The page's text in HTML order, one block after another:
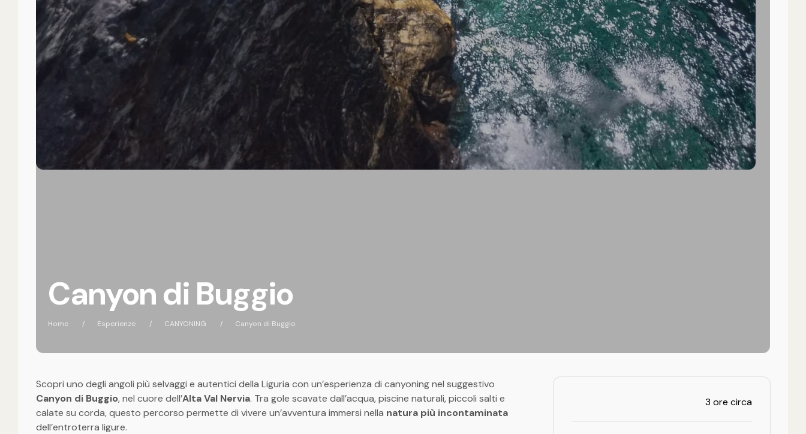
Canyon di Buggio
Home Esperienze CANYONING Canyon di Buggio
Scopri uno degli angoli più selvaggi e autentici della Liguria con un’esperienza di canyoning nel suggestivo
Canyon di Buggio, nel cuore dell’Alta Val Nervia. Tra gole scavate dall’acqua, piscine naturali, piccoli salti e
calate su corda, questo percorso permette di vivere un’avventura immersi nella natura più incontaminata
dell’entroterra ligure.
3 ore circa